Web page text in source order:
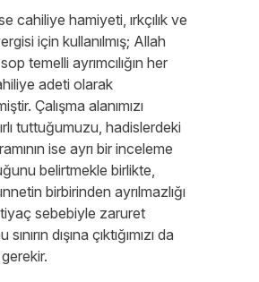
cahiliye hamiyeti, ırkçılık ve
için kullanılmış; Allah
temelli ayrımcılığın her
adeti olarak
Çalışma alanımızı
tuttuğumuzu, hadislerdeki
ise ayrı bir inceleme
belirtmekle birlikte,
birbirinden ayrılmazlığı
sebebiyle zaruret
dışına çıktığımızı da